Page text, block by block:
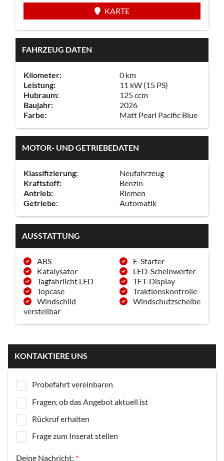
KARTE
FAHRZEUG DATEN
Kilometer:
0 km
Leistung:
11 kW (15 PS)
Hubraum:
125 ccm
Baujahr:
2026
Farbe:
Matt Pearl Pacific Blue
MOTOR- UND GETRIEBEDATEN
Klassifizierung:
Neufahrzeug
Kraftstoff:
Benzin
Antrieb:
Riemen
Getriebe:
Automatik
AUSSTATTUNG
ABS
E-Starter
Katalysator
LED-Scheinwerfer
Tagfahrlicht LED
TFT-Display
Topcase
Traktionskontrolle
Windschild
verstellbar
Windschutzscheibe
KONTAKTIERE UNS
Probefahrt vereinbaren
Fragen, ob das Angebot aktuell ist
Rückruf erhalten
Frage zum Inserat stellen
Deine Nachricht: *